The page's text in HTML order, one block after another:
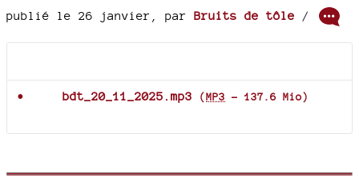
publié le 26 janvier par Bruits de tôle /
bdt_20_11_2025.mp3 (MP3 - 137.6 Mio)